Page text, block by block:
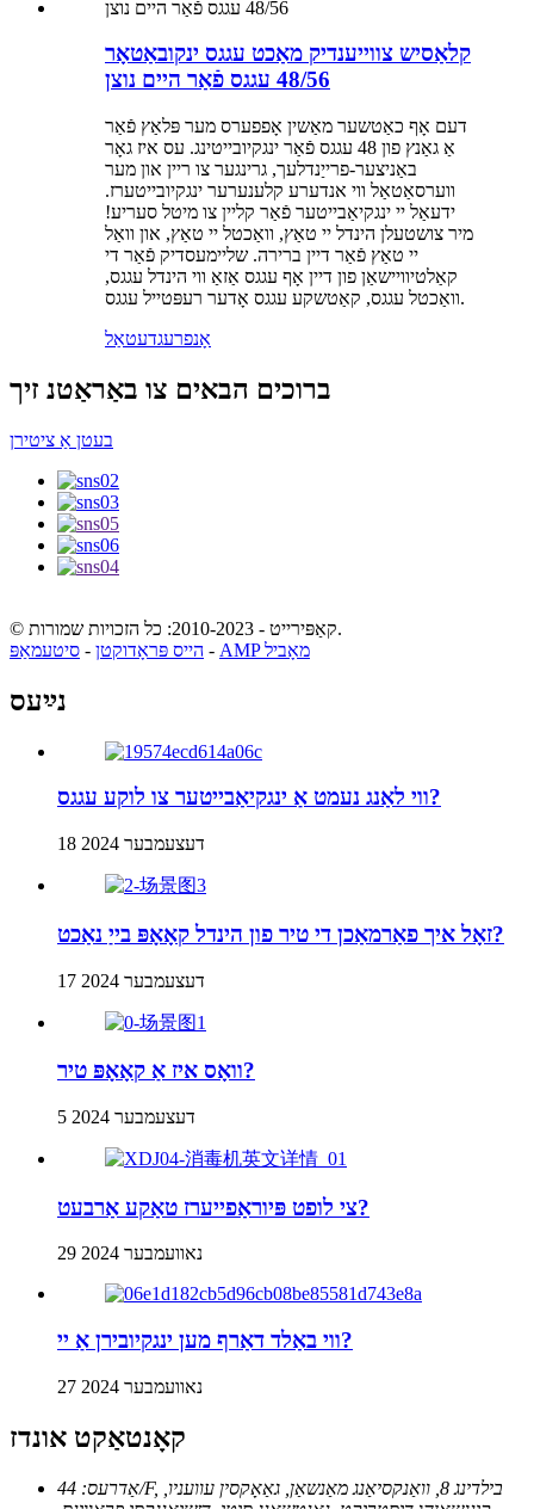
קלאַסיש צווייענדיק מאַכט עגגס ינקובאַטאָר
48/56 עגגס פֿאַר היים נוצן
דעם אָף כאַטשער מאַשין אָפפערס מער פּלאַץ פֿאַר
אַ גאַנץ פון 48 עגגס פֿאַר ינגקיובייטינג. עס איז גאָר
באַניצער-פרייַנדלעך, גרינגער צו ריין און מער
ווערסאַטאַל ווי אנדערע קלענערער ינגקיובייטערז.
ידעאַל יי ינגקיאַבייטער פֿאַר קליין צו מיטל סעריע!
מיר צושטעלן הינדל יי טאַץ, וואַכטל יי טאַץ, און וואַל
יי טאַץ פֿאַר דיין ברירה. שליימעסדיק פֿאַר די
קאַלטיוויישאַן פון דיין אָף עגגס אַזאַ ווי הינדל עגגס,
וואַכטל עגגס, קאַטשקע עגגס אָדער רעפּטייל עגגס.
אָנפרעגדעטאַל
ברוכים הבאים צו באַראַטנ זיך
בעטן אַ ציטירן
© קאַפּירייט - 2010-2023: כל הזכויות שמורות.
הייס פּראָדוקטן - סיטעמאַפּ - AMP מאָביל
נײַעס
ווי לאַנג נעמט אַ ינגקיאַבייטער צו לוקע עגגס?
18 דעצעמבער 2024
זאָל איך פאַרמאַכן די טיר פון הינדל קאָאָפּ בייַ נאַכט?
17 דעצעמבער 2024
וואָס איז אַ קאָאָפּ טיר?
5 דעצעמבער 2024
צי לופט פּיוראַפייערז טאַקע אַרבעט?
29 נאוועמבער 2024
ווי באַלד דאַרף מען ינגקיובירן אַ יי?
27 נאוועמבער 2024
קאָנטאַקט אונדז
אַדרעס: 44/F, בילדינג 8, וואַנקסיאַנג מאַנשאַן, גאַאָקסין עוועניו,